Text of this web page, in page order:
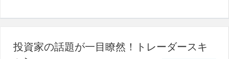
投資家の話題が一目瞭然！トレーダースキ